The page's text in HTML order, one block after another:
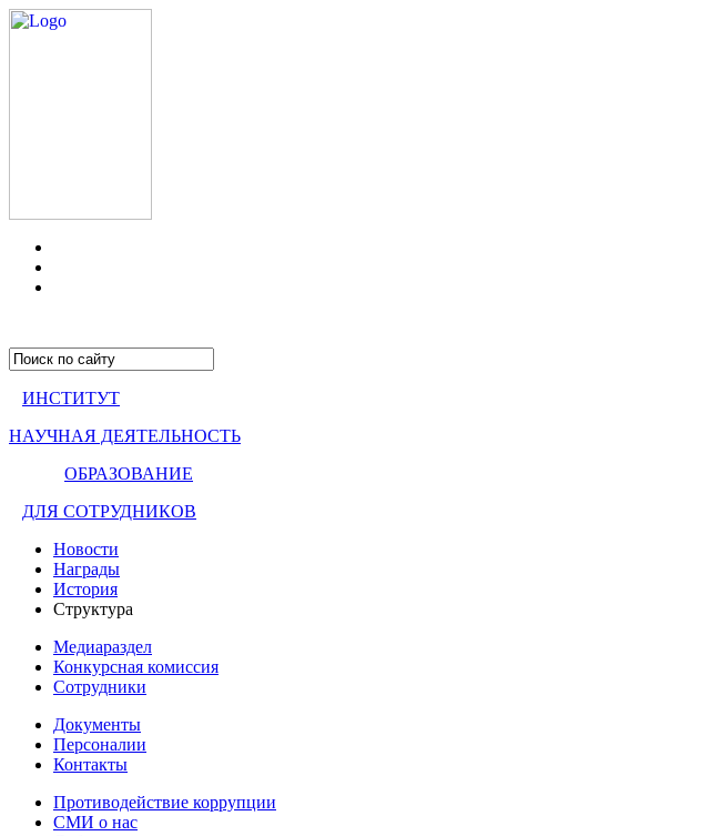
ИНСТИТУТ
НАУЧНАЯ ДЕЯТЕЛЬНОСТЬ
ОБРАЗОВАНИЕ
ДЛЯ СОТРУДНИКОВ
Новости
Награды
История
Структура
Медиараздел
Конкурсная комиссия
Сотрудники
Документы
Персоналии
Контакты
Противодействие коррупции
СМИ о нас